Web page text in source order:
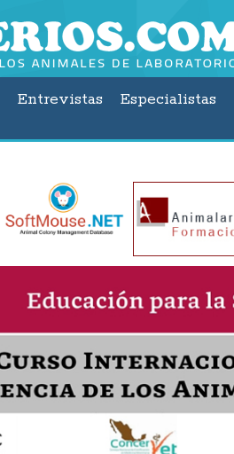
Entrevistas Especialistas